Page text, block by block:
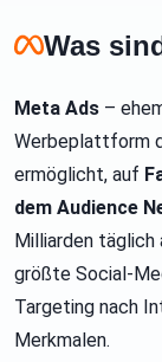
Was
Meta Ads –
Werbeplattform
ermöglicht, auf
dem Audience
Milliarden
größte Social-
Targeting nach
Merkmalen.